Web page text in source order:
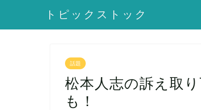
トピックストック
話題
松本人志の訴え取
も！